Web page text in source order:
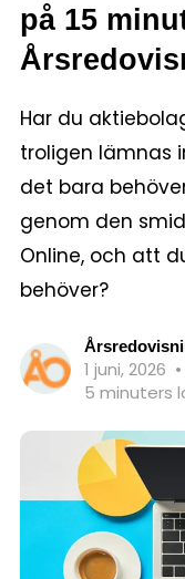
på 15
Har du
troligen lämnas
det bara
genom den
Online, och att
behöver?
1 juni, 2026 •
5 minuters